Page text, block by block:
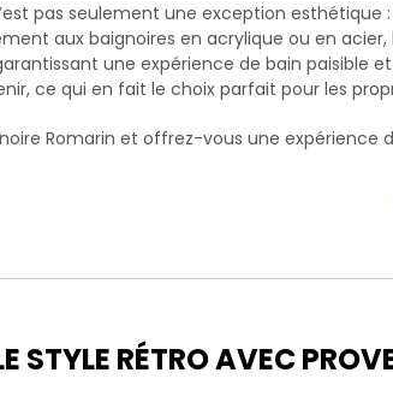
pas seulement une exception
aux baignoires en acrylique ou en
une expérience de bain paisible
ce qui en fait le choix parfait pour les
Romarin et offrez-vous une expérience
STYLE RÉTRO AVEC